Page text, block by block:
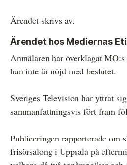
Ärendet skrivs av.
Ärendet hos Mediernas
Anmälaren har överklagat
han inte är nöjd med beslutet.
Sveriges Television har yttrat
sammanfattningsvis fört fram
Publiceringen rapporterade om
frisörsalong i Uppsala på